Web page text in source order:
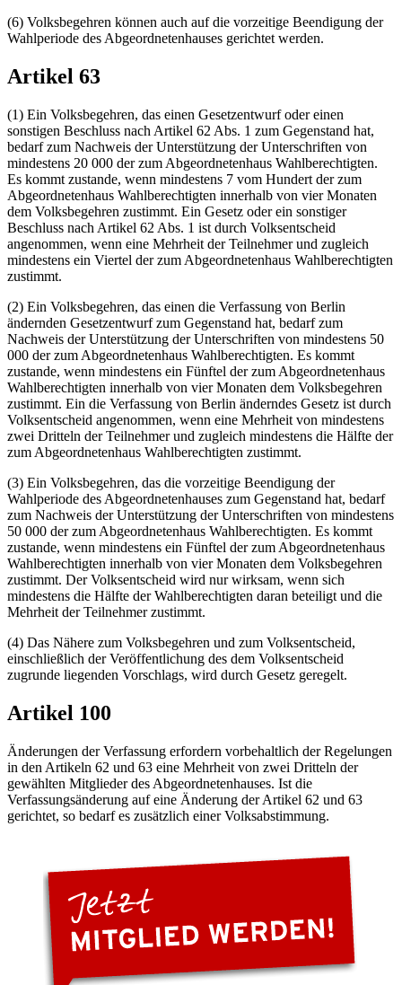
(6) Volksbegehren können auch auf die vorzeitige Beendigung der
Wahlperiode des Abgeordnetenhauses gerichtet werden.
Artikel 63
(1) Ein Volksbegehren, das einen Gesetzentwurf oder einen
sonstigen Beschluss nach Artikel 62 Abs. 1 zum Gegenstand hat,
bedarf zum Nachweis der Unterstützung der Unterschriften von
mindestens 20 000 der zum Abgeordnetenhaus Wahlberechtigten.
Es kommt zustande, wenn mindestens 7 vom Hundert der zum
Abgeordnetenhaus Wahlberechtigten innerhalb von vier Monaten
dem Volksbegehren zustimmt. Ein Gesetz oder ein sonstiger
Beschluss nach Artikel 62 Abs. 1 ist durch Volksentscheid
angenommen, wenn eine Mehrheit der Teilnehmer und zugleich
mindestens ein Viertel der zum Abgeordnetenhaus Wahlberechtigten
zustimmt.
(2) Ein Volksbegehren, das einen die Verfassung von Berlin
ändernden Gesetzentwurf zum Gegenstand hat, bedarf zum
Nachweis der Unterstützung der Unterschriften von mindestens 50
000 der zum Abgeordnetenhaus Wahlberechtigten. Es kommt
zustande, wenn mindestens ein Fünftel der zum Abgeordnetenhaus
Wahlberechtigten innerhalb von vier Monaten dem Volksbegehren
zustimmt. Ein die Verfassung von Berlin änderndes Gesetz ist durch
Volksentscheid angenommen, wenn eine Mehrheit von mindestens
zwei Dritteln der Teilnehmer und zugleich mindestens die Hälfte der
zum Abgeordnetenhaus Wahlberechtigten zustimmt.
(3) Ein Volksbegehren, das die vorzeitige Beendigung der
Wahlperiode des Abgeordnetenhauses zum Gegenstand hat, bedarf
zum Nachweis der Unterstützung der Unterschriften von mindestens
50 000 der zum Abgeordnetenhaus Wahlberechtigten. Es kommt
zustande, wenn mindestens ein Fünftel der zum Abgeordnetenhaus
Wahlberechtigten innerhalb von vier Monaten dem Volksbegehren
zustimmt. Der Volksentscheid wird nur wirksam, wenn sich
mindestens die Hälfte der Wahlberechtigten daran beteiligt und die
Mehrheit der Teilnehmer zustimmt.
(4) Das Nähere zum Volksbegehren und zum Volksentscheid,
einschließlich der Veröffentlichung des dem Volksentscheid
zugrunde liegenden Vorschlags, wird durch Gesetz geregelt.
Artikel 100
Änderungen der Verfassung erfordern vorbehaltlich der Regelungen
in den Artikeln 62 und 63 eine Mehrheit von zwei Dritteln der
gewählten Mitglieder des Abgeordnetenhauses. Ist die
Verfassungsänderung auf eine Änderung der Artikel 62 und 63
gerichtet, so bedarf es zusätzlich einer Volksabstimmung.